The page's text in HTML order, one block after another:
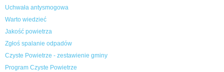
Uchwała antysmogowa
Warto wiedzieć
Jakość powietrza
Zgłoś spalanie odpadów
Czyste Powietrze - zestawienie gminy
Program Czyste Powietrze